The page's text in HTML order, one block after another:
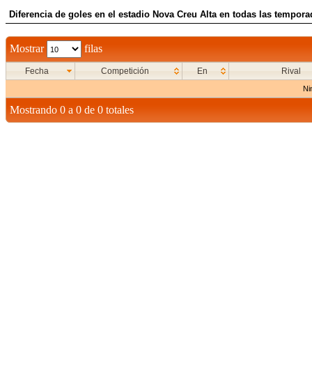
Diferencia de goles en el estadio Nova Creu Alta en todas las
Mostrar filas
Fecha Competición En Rival
Mostrando 0 a 0 de 0 totales